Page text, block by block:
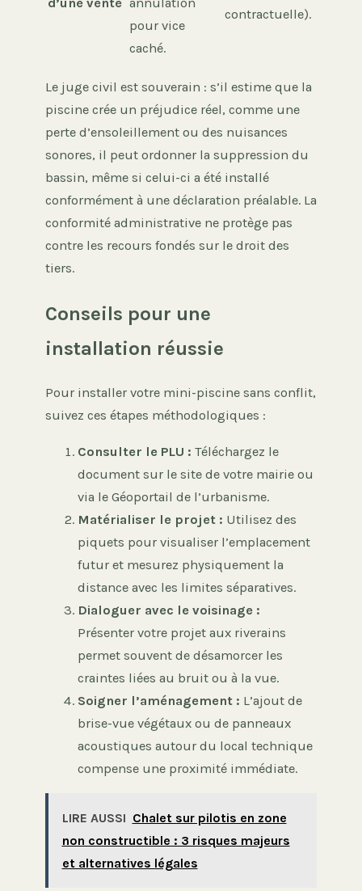
pour vice
caché.
contractuelle).
Le juge civil est souverain : s’il estime que la
piscine crée un préjudice réel, comme une
perte d’ensoleillement ou des nuisances
sonores, il peut ordonner la suppression du
bassin, même si celui-ci a été installé
conformément à une déclaration préalable. La
conformité administrative ne protège pas
contre les recours fondés sur le droit des
tiers.
Conseils pour une
installation réussie
Pour installer votre mini-piscine sans conflit,
suivez ces étapes méthodologiques :
Consulter le PLU : Téléchargez le
document sur le site de votre mairie ou
via le Géoportail de l’urbanisme.
Matérialiser le projet : Utilisez des
piquets pour visualiser l’emplacement
futur et mesurez physiquement la
distance avec les limites séparatives.
Dialoguer avec le voisinage :
Présenter votre projet aux riverains
permet souvent de désamorcer les
craintes liées au bruit ou à la vue.
Soigner l’aménagement : L’ajout de
brise-vue végétaux ou de panneaux
acoustiques autour du local technique
compense une proximité immédiate.
LIRE AUSSI Chalet sur pilotis en zone
non constructible : 3 risques majeurs
et alternatives légales